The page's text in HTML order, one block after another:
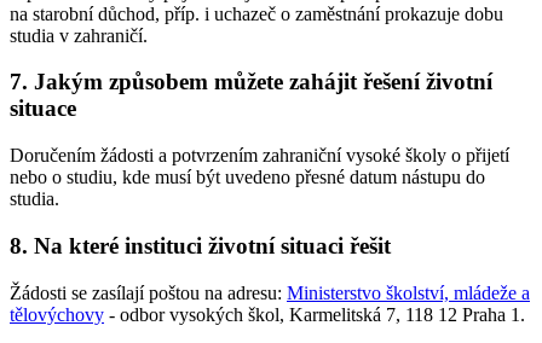
na starobní důchod, příp. i uchazeč o zaměstnání prokazuje dobu
studia v zahraničí.
7. Jakým způsobem můžete zahájit řešení životní
situace
Doručením žádosti a potvrzením zahraniční vysoké školy o přijetí
nebo o studiu, kde musí být uvedeno přesné datum nástupu do
studia.
8. Na které instituci životní situaci řešit
Žádosti se zasílají poštou na adresu: Ministerstvo školství, mládeže a
tělovýchovy - odbor vysokých škol, Karmelitská 7, 118 12 Praha 1.